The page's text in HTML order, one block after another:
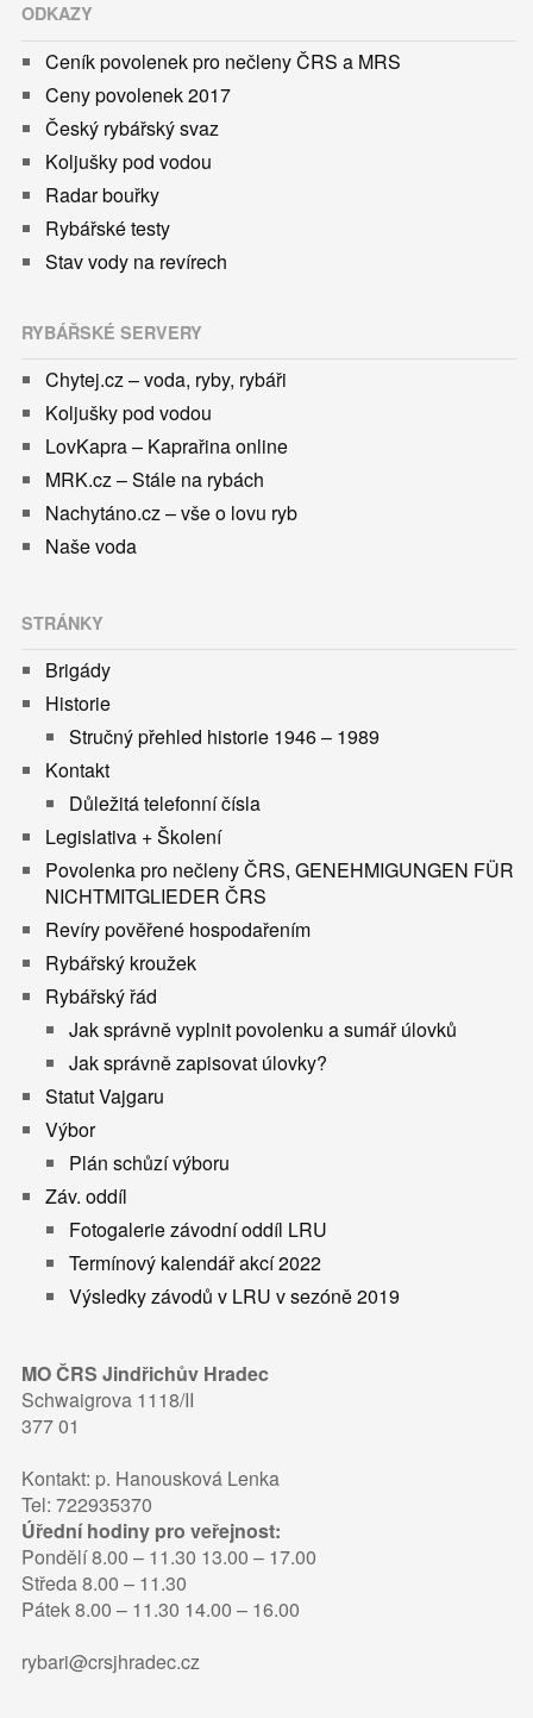
ODKAZY
Ceník povolenek pro nečleny ČRS a MRS
Ceny povolenek 2017
Český rybářský svaz
Koljušky pod vodou
Radar bouřky
Rybářské testy
Stav vody na revírech
RYBÁŘSKÉ SERVERY
Chytej.cz – voda, ryby, rybáři
Koljušky pod vodou
LovKapra – Kaprařina online
MRK.cz – Stále na rybách
Nachytáno.cz – vše o lovu ryb
Naše voda
STRÁNKY
Brigády
Historie
Stručný přehled historie 1946 – 1989
Kontakt
Důležitá telefonní čísla
Legislativa + Školení
Povolenka pro nečleny ČRS, GENEHMIGUNGEN FÜR
NICHTMITGLIEDER ČRS
Revíry pověřené hospodařením
Rybářský kroužek
Rybářský řád
Jak správně vyplnit povolenku a sumář úlovků
Jak správně zapisovat úlovky?
Statut Vajgaru
Výbor
Plán schůzí výboru
Záv. oddíl
Fotogalerie závodní oddíl LRU
Termínový kalendář akcí 2022
Výsledky závodů v LRU v sezóně 2019
MO ČRS Jindřichův Hradec
Schwaigrova 1118/II
377 01
Kontakt: p. Hanousková Lenka
Tel: 722935370
Úřední hodiny pro veřejnost:
Pondělí 8.00 – 11.30 13.00 – 17.00
Středa 8.00 – 11.30
Pátek 8.00 – 11.30 14.00 – 16.00
rybari@crsjhradec.cz